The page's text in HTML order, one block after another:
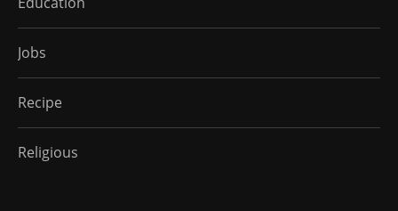
Jobs
Recipe
Religious